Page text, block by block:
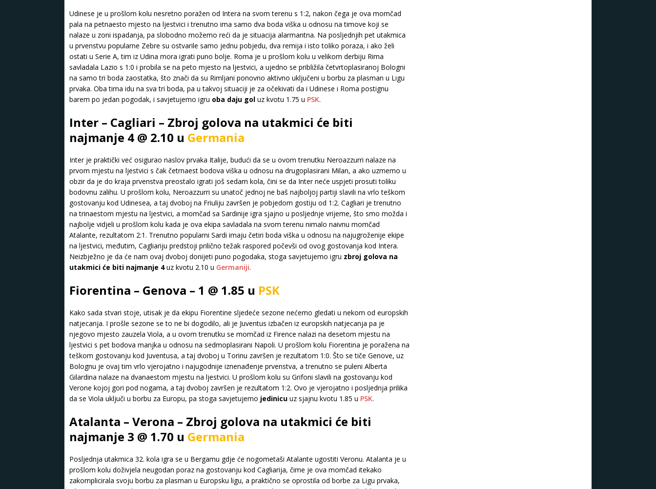
Udinese je u prošlom kolu nesretno poražen od Intera na svom terenu s 1:2, nakon čega je ova momčad
pala na petnaesto mjesto na ljestvici i trenutno ima samo dva boda viška u odnosu na timove koji se
nalaze u zoni ispadanja, pa slobodno možemo reći da je situacija alarmantna. Na posljednjih pet utakmica
u prvenstvu popularne Zebre su ostvarile samo jednu pobjedu, dva remija i isto toliko poraza, i ako želi
ostati u Serie A, tim iz Udina mora igrati puno bolje. Roma je u prošlom kolu u velikom derbiju Rima
savladala Lazio s 1:0 i probila se na peto mjesto na ljestvici, a ujedno se približila četvrtoplasiranoj Bologni
na samo tri boda zaostatka, što znači da su Rimljani ponovno aktivno uključeni u borbu za plasman u Ligu
prvaka. Oba tima idu na sva tri boda, pa u takvoj situaciji je za očekivati da i Udinese i Roma postignu
barem po jedan pogodak, i savjetujemo igru oba daju gol uz kvotu 1.75 u PSK.
Inter – Cagliari – Zbroj golova na utakmici će biti
najmanje 4 @ 2.10 u Germania
Inter je praktički već osigurao naslov prvaka Italije, budući da se u ovom trenutku Neroazzurri nalaze na
prvom mjestu na ljestvici s čak četrnaest bodova viška u odnosu na drugoplasirani Milan, a ako uzmemo u
obzir da je do kraja prvenstva preostalo igrati još sedam kola, čini se da Inter neće uspjeti prosuti toliku
bodovnu zalihu. U prošlom kolu, Neroazzurri su unatoč jednoj ne baš najboljoj partiji slavili na vrlo teškom
gostovanju kod Udinesea, a taj dvoboj na Friuliju završen je pobjedom gostiju od 1:2. Cagliari je trenutno
na trinaestom mjestu na ljestvici, a momčad sa Sardinije igra sjajno u posljednje vrijeme, što smo možda i
najbolje vidjeli u prošlom kolu kada je ova ekipa savladala na svom terenu nimalo naivnu momčad
Atalante, rezultatom 2:1. Trenutno popularni Sardi imaju četiri boda viška u odnosu na najugroženije ekipe
na ljestvici, međutim, Cagliariju predstoji prilično težak raspored počevši od ovog gostovanja kod Intera.
Neizbježno je da će nam ovaj dvoboj donijeti puno pogodaka, stoga savjetujemo igru zbroj golova na
utakmici će biti najmanje 4uz kvotu 2.10 u Germaniji.
Fiorentina – Genova – 1 @ 1.85 u PSK
Kako sada stvari stoje, utisak je da ekipu Fiorentine sljedeće sezone nećemo gledati u nekom od europskih
natjecanja. I prošle sezone se to ne bi dogodilo, ali je Juventus izbačen iz europskih natjecanja pa je
njegovo mjesto zauzela Viola, a u ovom trenutku se momčad iz Firence nalazi na desetom mjestu na
ljestvici s pet bodova manjka u odnosu na sedmoplasirani Napoli. U prošlom kolu Fiorentina je poražena na
teškom gostovanju kod Juventusa, a taj dvoboj u Torinu završen je rezultatom 1:0. Što se tiče Genove, uz
Bolognu je ovaj tim vrlo vjerojatno i najugodnije iznenađenje prvenstva, a trenutno se puleni Alberta
Gilardina nalaze na dvanaestom mjestu na ljestvici. U prošlom kolu su Grifoni slavili na gostovanju kod
Verone kojoj gori pod nogama, a taj dvoboj završen je rezultatom 1:2. Ovo je vjerojatno i posljednja prilika
da se Viola uključi u borbu za Europu, pa stoga savjetujemo jedinicu uz sjajnu kvotu 1.85 u PSK.
Atalanta – Verona – Zbroj golova na utakmici će biti
najmanje 3 @ 1.70 u Germania
Posljednja utakmica 32. kola igra se u Bergamu gdje će nogometaši Atalante ugostiti Veronu. Atalanta je u
prošlom kolu doživjela neugodan poraz na gostovanju kod Cagliarija, čime je ova momčad itekako
zakomplicirala svoju borbu za plasman u Europsku ligu, a praktično se oprostila od borbe za Ligu prvaka,